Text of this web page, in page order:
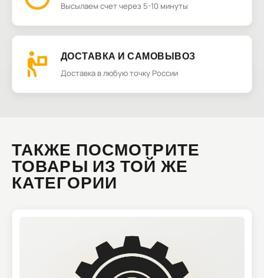
Высылаем счет через 5-10 минуты
ДОСТАВКА И САМОВЫВОЗ
Доставка в любую точку России
ТАКЖЕ ПОСМОТРИТЕ
ТОВАРЫ ИЗ ТОЙ ЖЕ
КАТЕГОРИИ